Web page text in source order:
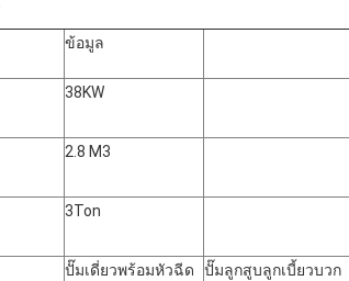
ข้อมูล
38KW
2.8 M3
3Ton
ปั๊มเดี่ยวพร้อมหัวฉีด
ปั๊มลูกสูบลูกเบี้ยวบวก